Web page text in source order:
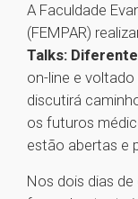
A Faculdade
(FEMPAR)
Talks:
on-line e
discutirá
os futuros
estão abertas e
Nos dois dias